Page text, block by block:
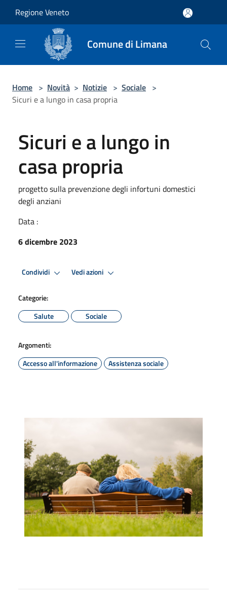
Regione Veneto
Comune di Limana
Home > Novità > Notizie > Sociale >
Sicuri e a lungo in casa propria
Sicuri e a lungo in
casa propria
progetto sulla prevenzione degli infortuni domestici
degli anziani
Data :
6 dicembre 2023
Condividi Vedi azioni
Categorie:
Salute
Sociale
Argomenti:
Accesso all'informazione
Assistenza sociale